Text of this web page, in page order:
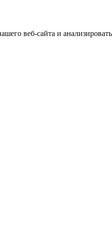
веб-сайта и